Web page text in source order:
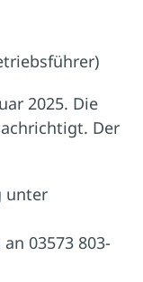
2025. Die
Der
unter
03573 803-